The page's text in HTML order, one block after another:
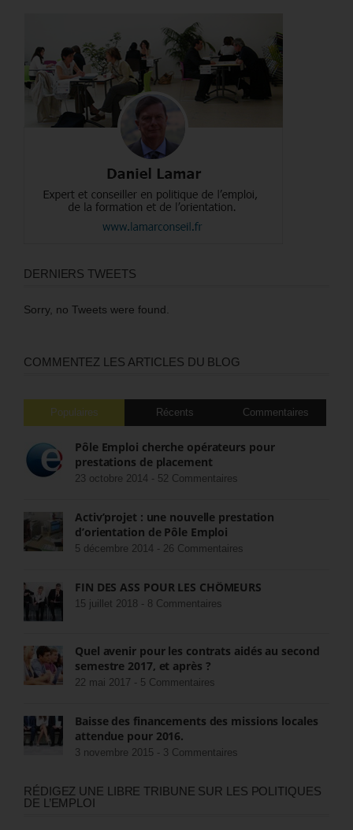
DERNIERS TWEETS
Sorry, no Tweets were found.
COMMENTEZ LES ARTICLES DU BLOG
Populaires Récents Commentaires
Pôle Emploi cherche opérateurs pour
prestations de placement
23 octobre 2014 - 52 Commentaires
Activ’projet : une nouvelle prestation
d’orientation de Pôle Emploi
5 décembre 2014 - 26 Commentaires
FIN DES ASS POUR LES CHÔMEURS
15 juillet 2018 - 8 Commentaires
Quel avenir pour les contrats aidés au second
semestre 2017, et après ?
22 mai 2017 - 5 Commentaires
Baisse des financements des missions locales
attendue pour 2016.
3 novembre 2015 - 3 Commentaires
RÉDIGEZ UNE LIBRE TRIBUNE SUR LES POLITIQUES
DE L’EMPLOI